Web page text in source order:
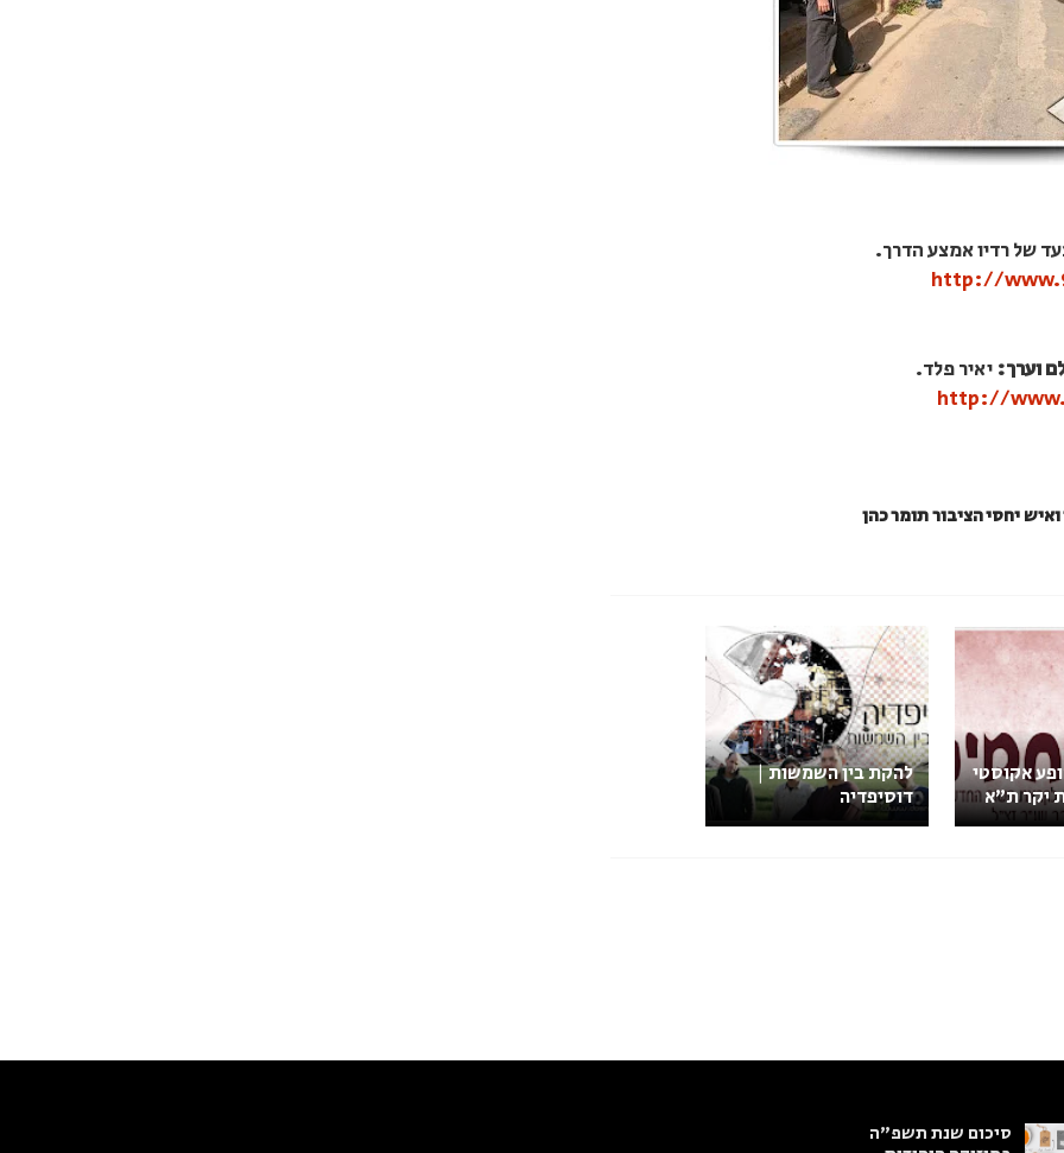
של רדיו אמצע הדרך.
http://
וערך: יאיר פלד.
http://
יחסי הציבור תומר כהן
אקוסטי
יקר ת"א
להקת בין השמשות |
דוסיפדיה
סיכום שנת תשפ"ה